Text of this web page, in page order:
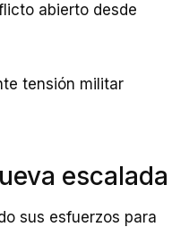
abierto desde
tensión militar
escalada
sus esfuerzos para